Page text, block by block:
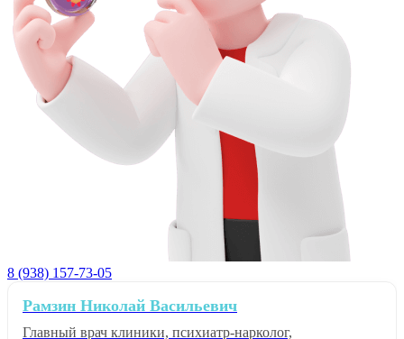
8 (938) 157-73-05
Рамзин Николай Васильевич
Главный врач клиники, психиатр-нарколог,